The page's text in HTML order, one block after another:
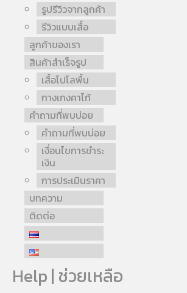
รูปรีวิวจากลูกค้า
รีวิวแบบเสื้อ
ลูกค้าของเรา
สินค้าสำเร็จรูป
เสื้อโปโลพื้น
กางเกงคาโก้
คำถามที่พบบ่อย
คำถามที่พบบ่อย
เงื่อนไขการชำระ
เงิน
การประเมินราคา
บทความ
ติดต่อ
Help | ช่วยเหลือ